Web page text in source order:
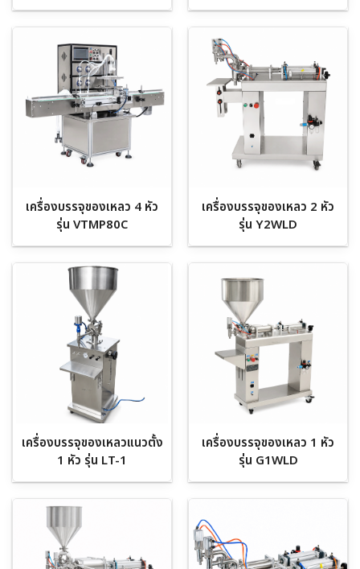
เครื่องบรรจุของเหลว 4 หัว
รุ่น VTMP80C
เครื่องบรรจุของเหลว 2 หัว
รุ่น Y2WLD
เครื่องบรรจุของเหลวแนวตั้ง
1 หัว รุ่น LT-1
เครื่องบรรจุของเหลว 1 หัว
รุ่น G1WLD